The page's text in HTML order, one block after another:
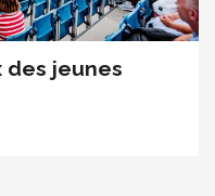
des jeunes